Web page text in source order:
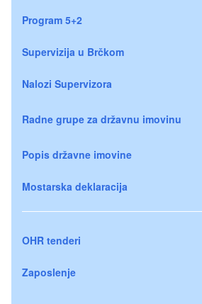
Program 5+2
Supervizija u Brčkom
Nalozi Supervizora
Radne grupe za državnu imovinu
Popis državne imovine
Mostarska deklaracija
OHR tenderi
Zaposlenje